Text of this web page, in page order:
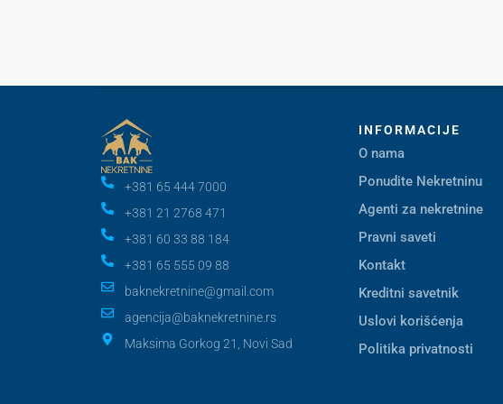
+381 65 444 7000
+381 21 2768 471
+381 60 33 88 184
+381 65 555 09 88
baknekretnine@gmail.com
agencija@baknekretnine.rs
Maksima Gorkog 21, Novi Sad
INFORMACIJE
O nama
Ponudite Nekretninu
Agenti za nekretnine
Pravni saveti
Kontakt
Kreditni savetnik
Uslovi korišćenja
Politika privatnosti